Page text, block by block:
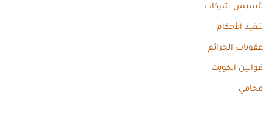
تأسيس شركات
تنفيذ الأحكام
عقوبات الجرائم
قوانين الكويت
محامي